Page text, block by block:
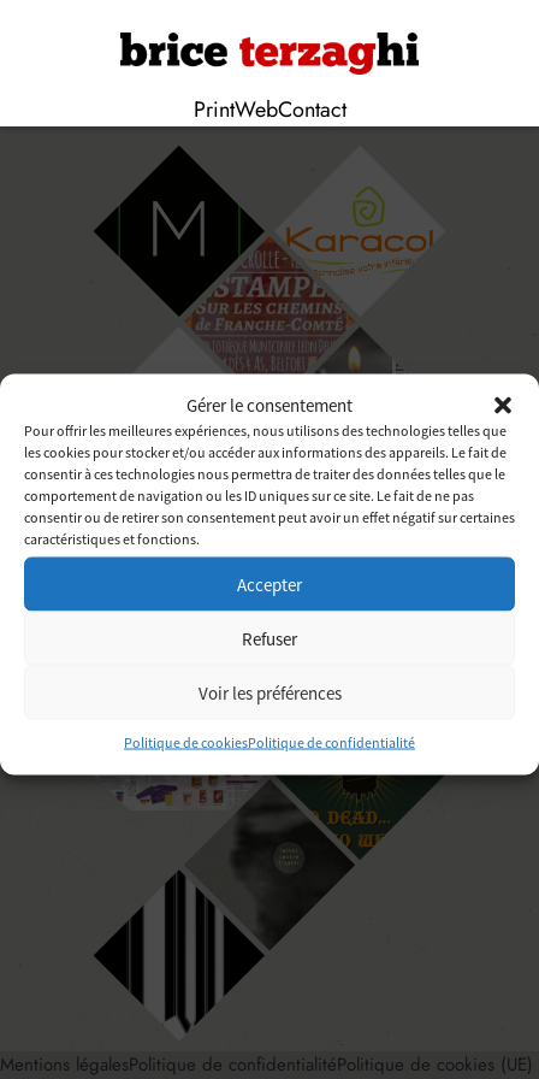
Gérer le consentement
Pour offrir les meilleures expériences, nous utilisons des technologies telles que
les cookies pour stocker et/ou accéder aux informations des appareils. Le fait de
consentir à ces technologies nous permettra de traiter des données telles que le
comportement de navigation ou les ID uniques sur ce site. Le fait de ne pas
consentir ou de retirer son consentement peut avoir un effet négatif sur certaines
caractéristiques et fonctions.
Accepter
Refuser
Voir les préférences
Politique de cookiesPolitique de confidentialité
PrintWebContact
Mentions légalesPolitique de confidentialitéPolitique de cookies (UE)